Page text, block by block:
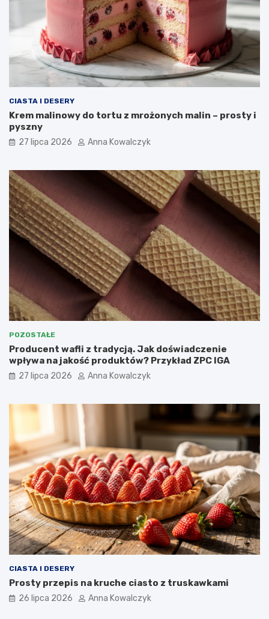
CIASTA I DESERY
Krem malinowy do tortu z mrożonych malin – prosty i
pyszny
27 lipca 2026 Anna Kowalczyk
POZOSTAŁE
Producent wafli z tradycją. Jak doświadczenie
wpływa na jakość produktów? Przykład ZPC IGA
27 lipca 2026 Anna Kowalczyk
CIASTA I DESERY
Prosty przepis na kruche ciasto z truskawkami
26 lipca 2026 Anna Kowalczyk